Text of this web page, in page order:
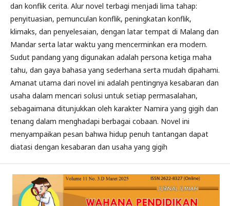
dan konflik cerita. Alur novel terbagi menjadi lima tahap:
penyituasian, pemunculan konflik, peningkatan konflik,
klimaks, dan penyelesaian, dengan latar tempat di Malang dan
Mandar serta latar waktu yang mencerminkan era modern.
Sudut pandang yang digunakan adalah persona ketiga maha
tahu, dan gaya bahasa yang sederhana serta mudah dipahami.
Amanat utama dari novel ini adalah pentingnya kesabaran dan
usaha dalam mencari solusi untuk setiap permasalahan,
sebagaimana ditunjukkan oleh karakter Namira yang gigih dan
tenang dalam menghadapi berbagai cobaan. Novel ini
menyampaikan pesan bahwa hidup penuh tantangan dapat
diatasi dengan kesabaran dan usaha yang gigih